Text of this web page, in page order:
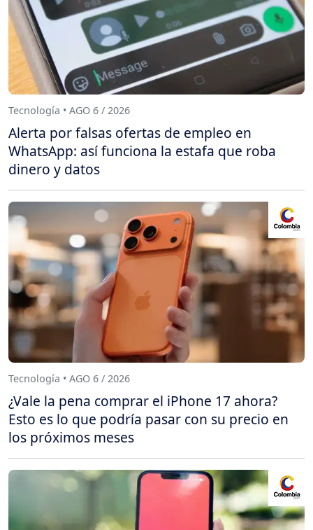
Tecnología • AGO 6 / 2026
Alerta por falsas ofertas de empleo en
WhatsApp: así funciona la estafa que roba
dinero y datos
Tecnología • AGO 6 / 2026
¿Vale la pena comprar el iPhone 17 ahora?
Esto es lo que podría pasar con su precio en
los próximos meses